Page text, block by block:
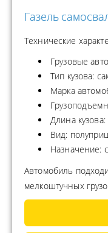
Газель
Технические
Грузовые
Тип кузова:
Марка
Длина
Вид:
Назначение:
Автомобиль
мелкоштучных